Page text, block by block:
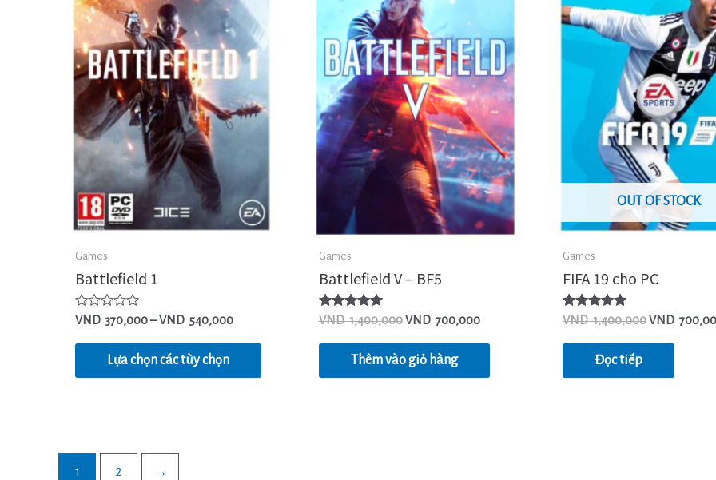
Games
Battlefield 1
Được
hạng
sao
VND 370,000–VND 540,000
Lựa chọn các tùy chọn
Games
Battlefield V – BF5
Được xếp
5.00
5 sao
VND1,400,000 VND 700,000
Thêm vào giỏ hàng
OUT OF STOCK
Games
FIFA 19 cho PC
Được xếp
5.00
5 sao
VND1,400,000 VND
Đọc tiếp
1 2 →